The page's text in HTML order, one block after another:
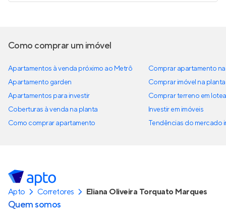
Como comprar um imóvel
Apartamentos à venda próximo ao Metrô
Apartamento garden
Apartamentos para investir
Coberturas à venda na planta
Como comprar apartamento
Comprar apartamento
Comprar imóvel na planta
Comprar terreno em
Investir em imóveis
Tendências do mercado
Apto Corretores Eliana Oliveira Torquato Marques
Quem somos